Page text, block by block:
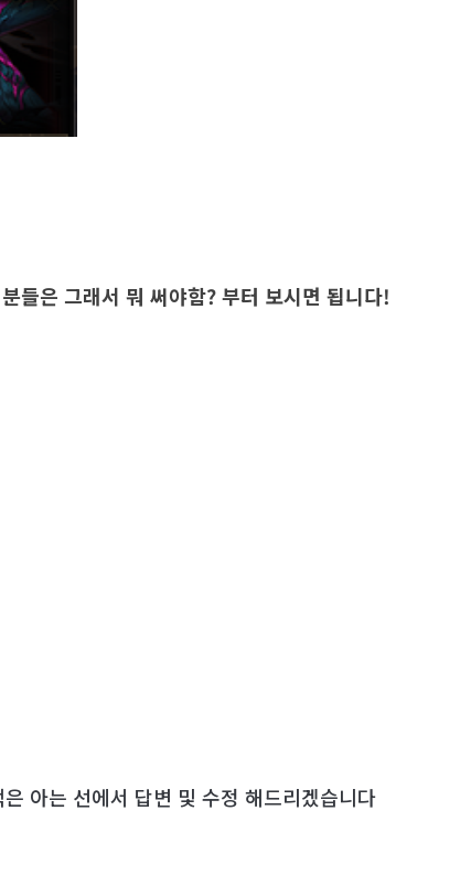
들은 그래서 뭐 써야함? 부터 보시면 됩니다!
아는 선에서 답변 및 수정 해드리겠습니다